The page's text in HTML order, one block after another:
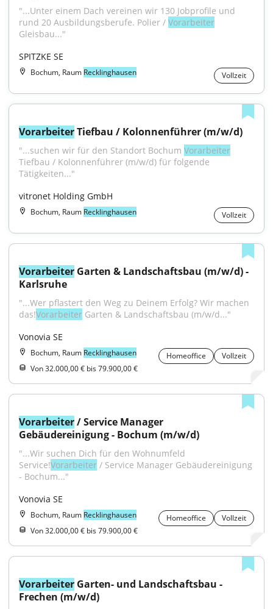
"...Unter einem Dach vereinen wir 130 Jobprofile und
rund 20 Aus­bildungs­berufe. Polier / Vorarbeiter
Gleisbau..."
SPITZKE SE
Bochum, Raum Recklinghausen Vollzeit
Vorarbeiter Tiefbau / Kolonnenführer (m/w/d)
"...suchen wir für den Standort Bochum Vorarbeiter
Tiefbau / Kolonnenführer (m/w/d) für folgende
Tätigkeiten..."
vitronet Holding GmbH
Bochum, Raum Recklinghausen Vollzeit
Vorarbeiter Garten & Landschaftsbau (m/w/d) -
Karlsruhe
"...Wer pflastert den Weg zu Deinem Erfolg? Wir machen
das!Vorarbeiter Garten & Landschaftsbau (m/w/d..."
Vonovia SE
Bochum, Raum Recklinghausen Homeoffice
Vollzeit
Von 32.000,00 € bis 79.900,00 €
Vorarbeiter / Service Manager
Gebäudereinigung - Bochum (m/w/d)
"...Wir suchen Dich für den Wohnumfeld
Service!Vorarbeiter / Service Manager Gebäudereinigung
- Bochum..."
Vonovia SE
Bochum, Raum Recklinghausen Homeoffice
Vollzeit
Von 32.000,00 € bis 79.900,00 €
Vorarbeiter Garten- und Landschaftsbau -
Frechen (m/w/d)